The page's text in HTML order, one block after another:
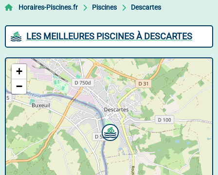
Horaires-Piscines.fr Piscines Descartes
LES MEILLEURES PISCINES À DESCARTES
+
−